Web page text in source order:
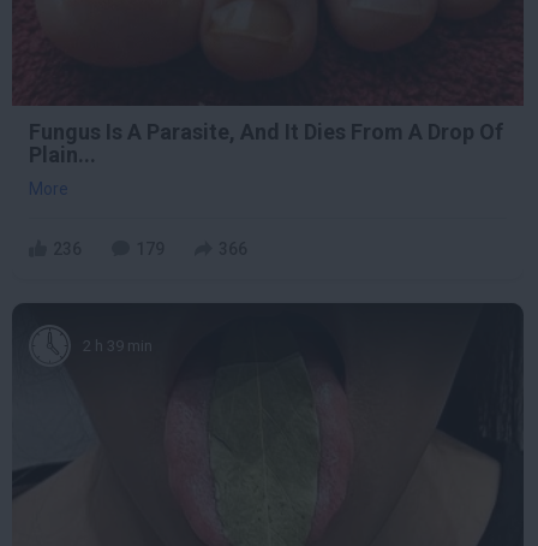
Fungus Is A Parasite, And It Dies From A Drop Of
Plain...
More
2 h 39 min